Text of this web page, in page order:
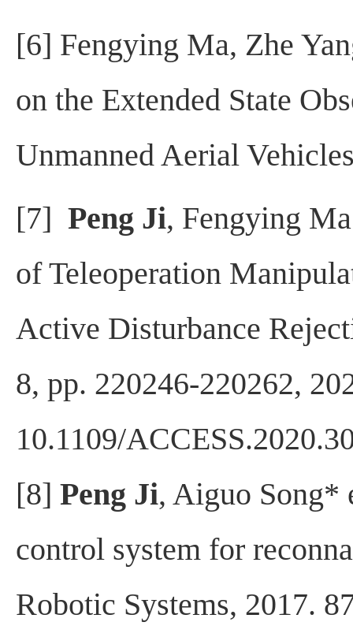
[6] Fengying Ma, Zhe
on the Extended State
Unmanned Aerial
[7] Peng Ji, Fengying
of Teleoperation
Active Disturbance
8, pp. 220246-220262,
10.1109/
[8] Peng Ji, Aiguo Song*
control system for
Robotic Systems, 2017.